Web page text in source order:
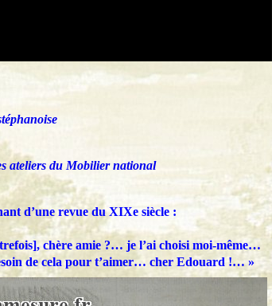
ateliers du Mobilier national
d’une revue du XIXe siècle :
chère amie ?… je l’ai choisi moi-même…
de cela pour t’aimer… cher Edouard !… »